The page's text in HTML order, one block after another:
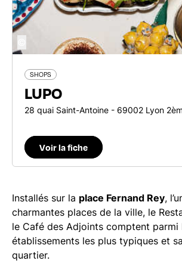
SHOPS
LUPO
28 quai Saint-Antoine - 69002 Lyon
Voir la fiche
Installés sur la place Fernand Rey,
charmantes places de la ville, le
le Café des Adjoints comptent parmi
établissements les plus typiques et
quartier.